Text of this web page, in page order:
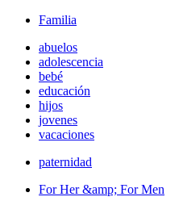
Familia
abuelos
adolescencia
bebé
educación
hijos
jovenes
vacaciones
paternidad
For Her &amp; For Men